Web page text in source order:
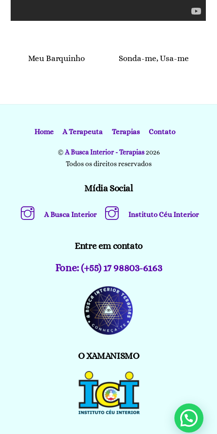
Meu Barquinho Sonda-me, Usa-me
Home A Terapeuta Terapias Contato
©A Busca Interior - Terapias2026
Todos os direitos reservados
Mídia Social
A Busca Interior Instituto Céu Interior
Entre em contato
Fone: (+55) 17 98803-6163
O XAMANISMO